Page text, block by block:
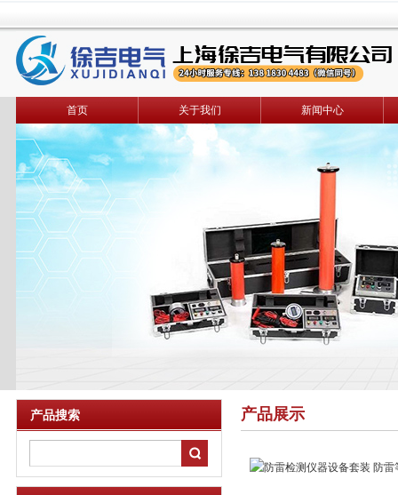
首页 关于我们 新闻中心
产品搜索 产品展示